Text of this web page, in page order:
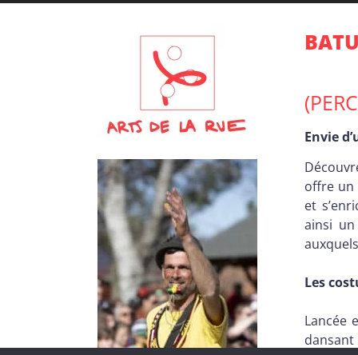
Cie Batuc'à Gogo
Cie Batuc'à Gogo
Cie Batuc'à Gogo
Cie Batuc'à Gogo
Cie Batuc'à Gogo
Cie Batuc'à Gogo
Envie
offre un
et
ainsi un
Les
Lancée